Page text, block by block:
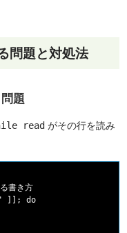
問題と対処法
題
read がその行を読み
書き方
]]; do